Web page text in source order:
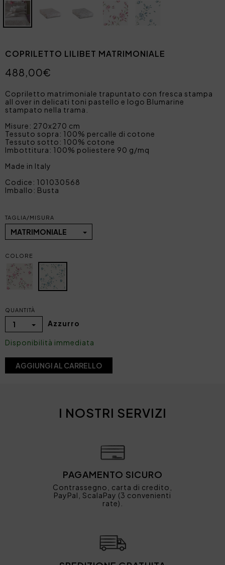
COPRILETTO LILIBET MATRIMONIALE
488,00€
Copriletto matrimoniale trapuntato con fresca stampa
all over in delicati toni pastello e logo Blumarine
stampato nella trama.
Misure: 270x270 cm
Tessuto sopra: 100% percalle di cotone
Tessuto sotto: 100% cotone
Imbottitura: 100% poliestere 90 g/mq
Made in Italy
Codice: 101030568
Imballo: Busta
TAGLIA/MISURA
MATRIMONIALE
COLORE
QUANTITÀ
1 Azzurro
Disponibilità immediata
AGGIUNGI AL CARRELLO
I NOSTRI SERVIZI
PAGAMENTO SICURO
Contrassegno, carta di credito,
PayPal, ScalaPay (3 convenienti
rate).